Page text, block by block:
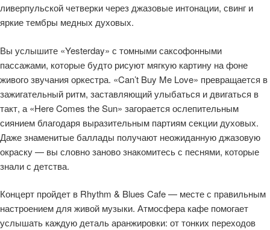
ливерпульской четверки через джазовые интонации, свинг и
яркие тембры медных духовых.
Вы услышите «Yesterday» с томными саксофонными
пассажами, которые будто рисуют мягкую картину на фоне
живого звучания оркестра. «Can’t Buy Me Love» превращается в
зажигательный ритм, заставляющий улыбаться и двигаться в
такт, а «Here Comes the Sun» загорается ослепительным
сиянием благодаря выразительным партиям секции духовых.
Даже знаменитые баллады получают неожиданную джазовую
окраску — вы словно заново знакомитесь с песнями, которые
знали с детства.
Концерт пройдет в Rhythm & Blues Cafe — месте с правильным
настроением для живой музыки. Атмосфера кафе помогает
услышать каждую деталь аранжировки: от тонких переходов